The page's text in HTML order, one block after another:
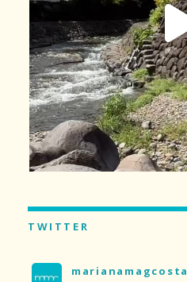
TWITTER
marianamagcosta